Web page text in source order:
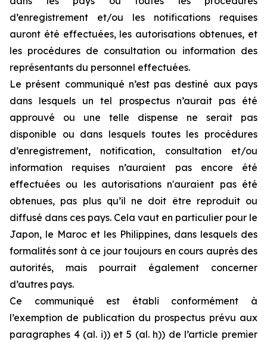
d’enregistrement et/ou les notifications requises
auront été effectuées, les autorisations obtenues, et
les procédures de consultation ou information des
représentants du personnel effectuées.
Le présent communiqué n’est pas destiné aux pays
dans lesquels un tel prospectus n’aurait pas été
approuvé ou une telle dispense ne serait pas
disponible ou dans lesquels toutes les procédures
d’enregistrement, notification, consultation et/ou
information requises n’auraient pas encore été
effectuées ou les autorisations n'auraient pas été
obtenues, pas plus qu’il ne doit être reproduit ou
diffusé dans ces pays. Cela vaut en particulier pour le
Japon, le Maroc et les Philippines, dans lesquels des
formalités sont à ce jour toujours en cours auprès des
autorités, mais pourrait également concerner
d’autres pays.
Ce communiqué est établi conformément à
l’exemption de publication du prospectus prévu aux
paragraphes 4 (al. i)) et 5 (al. h)) de l’article premier